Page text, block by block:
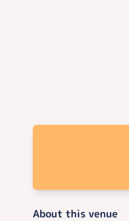
About this venue